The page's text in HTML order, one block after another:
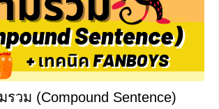
พื่อสู่ขอบุษบาให้วิหยาสะกำ โดยบทนี้เป็น
าวกะหมังกุหนิงเขียนถึงท้าวดาหา โดย
หมือนรองเท้าที่จะอยู่เคียงกับท้าวดาหา ดังนั้น
ธิดาให้กับวิหยาสะกำ
รวม (Compound Sentence)